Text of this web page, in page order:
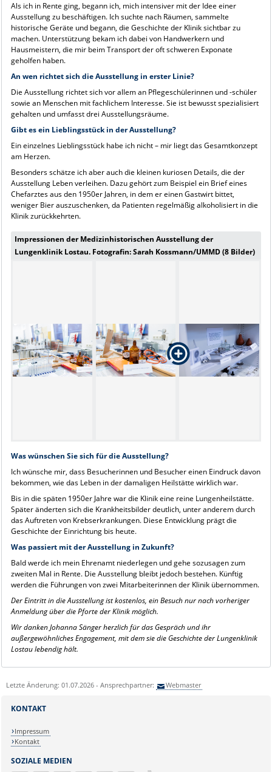
Als ich in Rente ging, begann ich, mich intensiver mit der Idee einer
Ausstellung zu beschäftigen. Ich suchte nach Räumen, sammelte
historische Geräte und begann, die Geschichte der Klinik sichtbar zu
machen. Unterstützung bekam ich dabei von Handwerkern und
Hausmeistern, die mir beim Transport der oft schweren Exponate
geholfen haben.
An wen richtet sich die Ausstellung in erster Linie?
Die Ausstellung richtet sich vor allem an Pflegeschülerinnen und -schüler
sowie an Menschen mit fachlichem Interesse. Sie ist bewusst spezialisiert
gehalten und umfasst drei Ausstellungsräume.
Gibt es ein Lieblingsstück in der Ausstellung?
Ein einzelnes Lieblingsstück habe ich nicht – mir liegt das Gesamtkonzept
am Herzen.
Besonders schätze ich aber auch die kleinen kuriosen Details, die der
Ausstellung Leben verleihen. Dazu gehört zum Beispiel ein Brief eines
Chefarztes aus den 1950er Jahren, in dem er einen Gastwirt bittet,
weniger Bier auszuschenken, da Patienten regelmäßig alkoholisiert in die
Klinik zurückkehrten.
Impressionen der Medizinhistorischen Ausstellung der
Lungenklinik Lostau. Fotografin: Sarah Kossmann/UMMD (8 Bilder)
Was wünschen Sie sich für die Ausstellung?
Ich wünsche mir, dass Besucherinnen und Besucher einen Eindruck davon
bekommen, wie das Leben in der damaligen Heilstätte wirklich war.
Bis in die späten 1950er Jahre war die Klinik eine reine Lungenheilstätte.
Später änderten sich die Krankheitsbilder deutlich, unter anderem durch
das Auftreten von Krebserkrankungen. Diese Entwicklung prägt die
Geschichte der Einrichtung bis heute.
Was passiert mit der Ausstellung in Zukunft?
Bald werde ich mein Ehrenamt niederlegen und gehe sozusagen zum
zweiten Mal in Rente. Die Ausstellung bleibt jedoch bestehen. Künftig
werden die Führungen von zwei Mitarbeiterinnen der Klinik übernommen.
Der Eintritt in die Ausstellung ist kostenlos, ein Besuch nur nach vorheriger
Anmeldung über die Pforte der Klinik möglich.
Wir danken Johanna Sänger herzlich für das Gespräch und ihr
außergewöhnliches Engagement, mit dem sie die Geschichte der Lungenklinik
Lostau lebendig hält.
Letzte Änderung: 01.07.2026 - Ansprechpartner: Webmaster
SOZIALE MEDIEN
KONTAKT
Impressum
Kontakt